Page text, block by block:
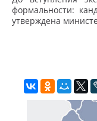
формальности:
утверждена